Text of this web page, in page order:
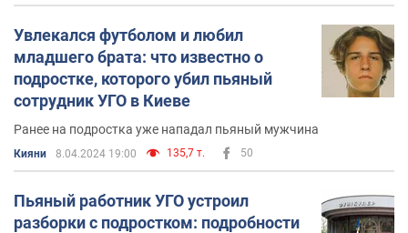
Увлекался футболом и любил
младшего брата: что известно о
подростке, которого убил пьяный
сотрудник УГО в Киеве
Ранее на подростка уже нападал пьяный мужчина
Кияни 8.04.2024 19:00 135,7 т. 50
Пьяный работник УГО устроил
разборки с подростком: подробности